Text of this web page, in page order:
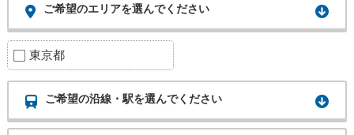
ご希望のエリアを選んでください
東京都
ご希望の沿線・駅を選んでください